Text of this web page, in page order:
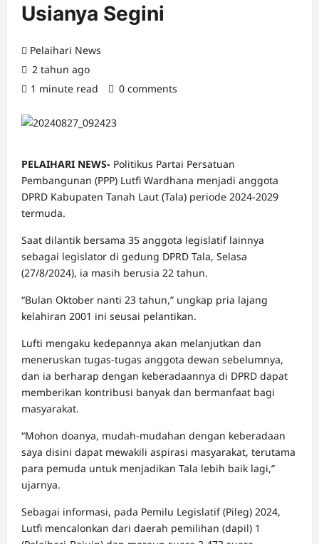
Usianya Segini
Pelaihari News
2 tahun ago
1 minute read
0 comments
PELAIHARI NEWS- Politikus Partai Persatuan
Pembangunan (PPP) Lutfi Wardhana menjadi anggota
DPRD Kabupaten Tanah Laut (Tala) periode 2024-2029
termuda.
Saat dilantik bersama 35 anggota legislatif lainnya
sebagai legislator di gedung DPRD Tala, Selasa
(27/8/2024), ia masih berusia 22 tahun.
“Bulan Oktober nanti 23 tahun,” ungkap pria lajang
kelahiran 2001 ini seusai pelantikan.
Lufti mengaku kedepannya akan melanjutkan dan
meneruskan tugas-tugas anggota dewan sebelumnya,
dan ia berharap dengan keberadaannya di DPRD dapat
memberikan kontribusi banyak dan bermanfaat bagi
masyarakat.
“Mohon doanya, mudah-mudahan dengan keberadaan
saya disini dapat mewakili aspirasi masyarakat, terutama
para pemuda untuk menjadikan Tala lebih baik lagi,”
ujarnya.
Sebagai informasi, pada Pemilu Legislatif (Pileg) 2024,
Lutfi mencalonkan dari daerah pemilihan (dapil) 1